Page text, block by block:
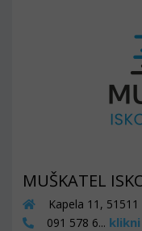
MUŠKATEL
Kapela 11,
091 578 6...